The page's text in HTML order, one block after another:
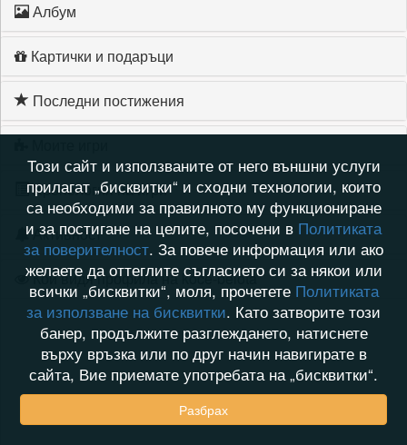
Албум
Картички и подаръци
Последни постижения
Хронология на игри
Активност
Кой видя профила на koce-belota
Този сайт и използваните от него външни услуги
прилагат „бисквитки“ и сходни технологии, които
са необходими за правилното му функциониране
и за постигане на целите, посочени в Политиката
за поверителност. За повече информация или ако
желаете да оттеглите съгласието си за някои или
всички „бисквитки“, моля, прочетете Политиката
за използване на бисквитки. Като затворите този
банер, продължите разглеждането, натиснете
върху връзка или по друг начин навигирате в
сайта, Вие приемате употребата на „бисквитки“.
Разбрах